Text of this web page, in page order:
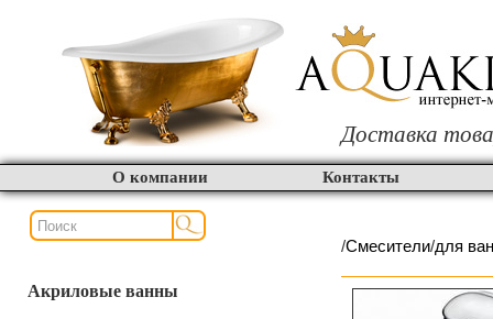
Доставка
О компании Контакты
Акриловые ванны
/Смесители/для